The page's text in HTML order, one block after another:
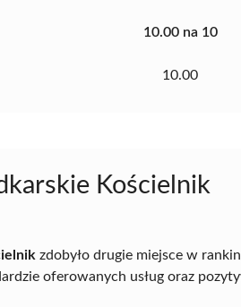
10.00 na 10
10.00
Kościelnik
zdobyło drugie miejsce w
oferowanych usług oraz